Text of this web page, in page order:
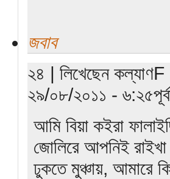
জবাব
২৪ | লিখেছেন কল্যাণF
২৯/০৮/২০১১ -
আমি বিয়া কইরা
জোলিরে আপনিই
ঢুকতে মুঞ্চায়, আমারে